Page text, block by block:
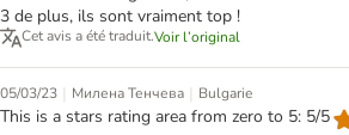
3 de plus, ils sont vraiment top !
Cet avis a été traduit.Voir l’original
05/03/23 | Милена Тенчева | Bulgarie
This is a stars rating area from zero to 5: 5/5